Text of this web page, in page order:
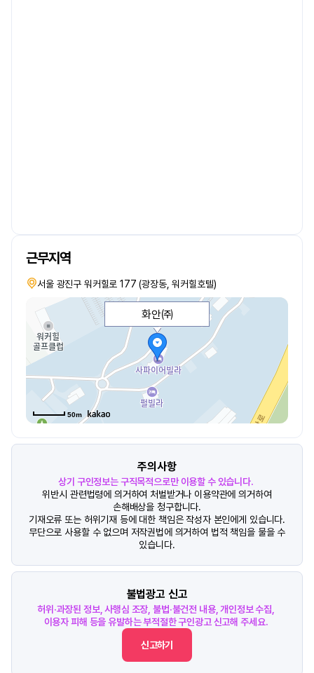
근무지역
서울 광진구 워커힐로 177 (광장동, 워커힐호텔)
화안㈜
50m
주의사항
상기 구인정보는 구직목적으로만 이용할 수 있습니다.
위반시 관련법령에 의거하여 처벌받거나 이용약관에 의거하여
손해배상을 청구합니다.
기재오류 또는 허위기재 등에 대한 책임은 작성자 본인에게 있습니다.
무단으로 사용할 수 없으며 저작권법에 의거하여 법적 책임을 물을 수
있습니다.
불법광고 신고
허위·과장된 정보, 사행심 조장, 불법·불건전 내용, 개인정보 수집,
이용자 피해 등을 유발하는 부적절한 구인광고 신고해 주세요.
신고하기